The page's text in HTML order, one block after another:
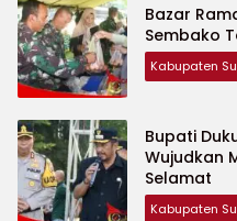
Bazar
Sembako
Kabupaten
Bupati
Wujudkan
Selamat
Kabupaten